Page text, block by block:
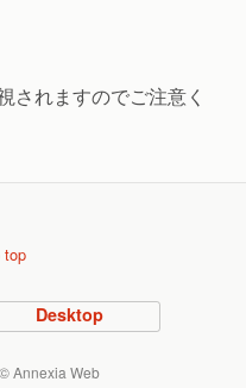
されますのでご注意く
top
Desktop
Annexia Web